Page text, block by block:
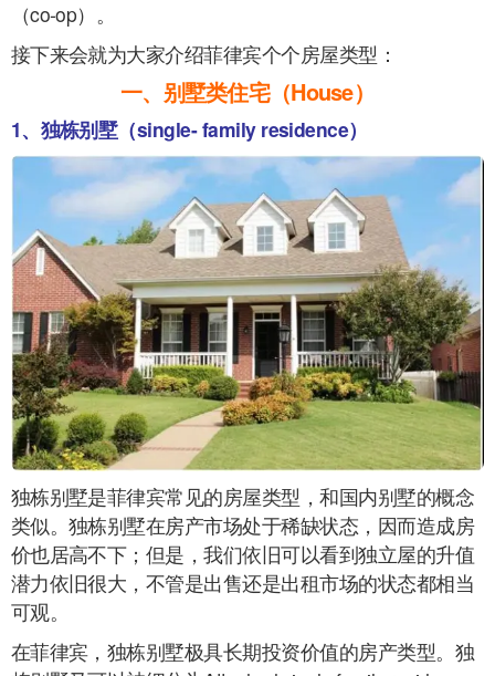
（co-op）。
接下来会就为大家介绍菲律宾个个房屋类型：
一、别墅类住宅（House）
1、独栋别墅（single- family residence）
独栋别墅是菲律宾常见的房屋类型，和国内别墅的概念
类似。独栋别墅在房产市场处于稀缺状态，因而造成房
价也居高不下；但是，我们依旧可以看到独立屋的升值
潜力依旧很大，不管是出售还是出租市场的状态都相当
可观。
在菲律宾，独栋别墅极具长期投资价值的房产类型。独